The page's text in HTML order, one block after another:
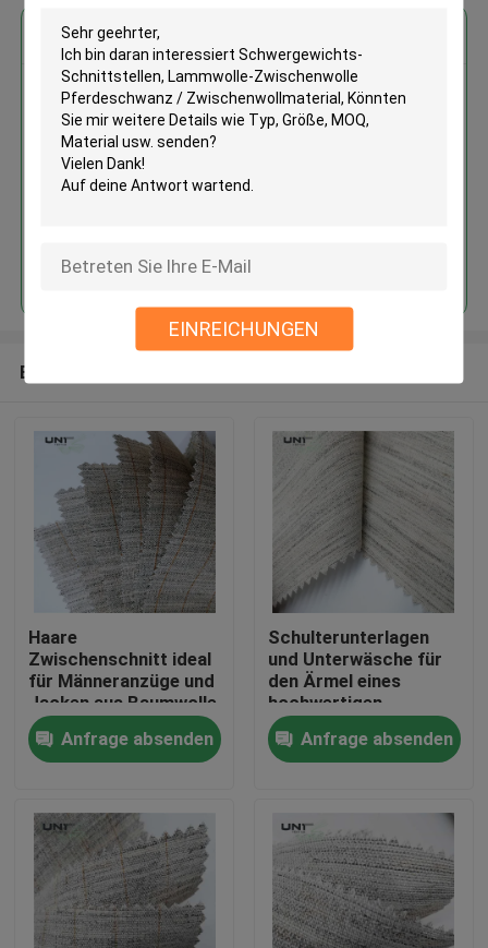
EINREICHUNGEN
Produkte
Über uns
Erhalten Sie den besten Preis für
Schwergewichts-Schnittstellen,
Lammwolle-Zwischenwolle
Pferdeschwanz /
Fortsetzen
Empfohlene Produkte
Haare
Zwischenschnitt ideal
für Männeranzüge und
Jacken aus Baumwolle
rayon Poly Ziegenhaar
mit steifem glatten
elastischen
Anfrage absenden
Schulterunterlagen
und Unterwäsche für
den Ärmel eines
hochwertigen
Kleidungsstücks
Anfrage absenden